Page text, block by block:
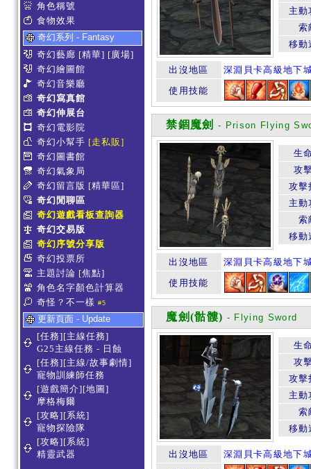
角色稱號
食物效果
奇幻系列 - Fantasy
奇幻藝廊 [精華] [廣場]
奇幻繪圖館
奇幻音樂廳
奇幻寫真館
奇幻伸展台
奇幻電影院
奇幻小幫手 [走私販]
奇幻圖書館
奇幻氣象局
奇幻留言版 [精華區]
奇幻閒聊區
奇幻遊戲看板查詢器
奇幻交易版
奇幻序號分享版
奇幻投票所
主題討論 [焦點]
角色名字顏色計算器
奇怪？不一樣 #5
更新頁面 - Update
[任務][主線任務]
G25主線任務 - 日蝕
[任務][主線/故事劇情]
寵物訓練師任務
[遊戲簡介][地圖]
摩格梅爾
[攻略][系統]
寵物探險隊
[攻略][系統]
精靈武器
主動
索
移動
出沒地區
深淵貝卡高級地下
使用技能
禁錮魔劍 - Prison Flying
生
攻
攻擊
主動
索
移動
出沒地區
深淵貝卡高級地下
使用技能
魔劍(骷髏) - Flying Sword
生
攻
攻擊
主動
索
移動
出沒地區
深淵貝卡高級地下